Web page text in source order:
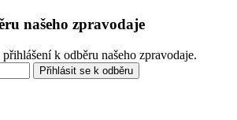
našeho zpravodaje
k odběru našeho zpravodaje.
Přihlásit se k odběru